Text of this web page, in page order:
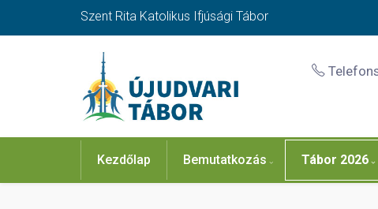
Szent Rita Katolikus Ifjúsági Tábor
Kezdőlap Bemutatkozás Tábor 2026